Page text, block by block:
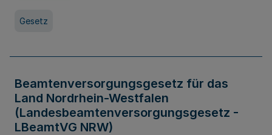
Gesetz
Beamtenversorgungsgesetz für das
Land Nordrhein-Westfalen
(Landesbeamtenversorgungsgesetz -
LBeamtVG NRW)